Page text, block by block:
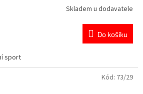
Skladem u dodavatele
Do košíku
sport
Kód: 73/29